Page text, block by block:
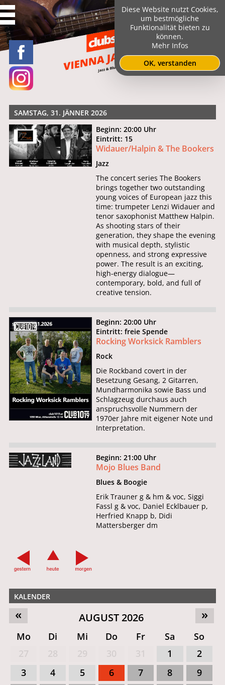
SAMSTAG, 31. JÄNNER 2026
Beginn: 20:00 Uhr
Eintritt: 15
Widauer/Halpin & The Bookers
Jazz
The concert series The Bookers
brings together two outstanding
young voices of European jazz this
time: trumpeter Lenzi Widauer and
tenor saxophonist Matthew Halpin.
As shooting stars of their
generation, they shape the evening
with musical depth, stylistic
openness, and strong expressive
power. The result is an exciting,
high-energy dialogue—
contemporary, bold, and full of
creative tension.
Beginn: 20:00 Uhr
Eintritt: freie Spende
Rocking Worksick Ramblers
Rock
Die Rockband covert in der
Besetzung Gesang, 2 Gitarren,
Mundharmonika sowie Bass und
Schlagzeug durchaus auch
anspruchsvolle Nummern der
1970er Jahre mit eigener Note und
Interpretation.
Beginn: 21:00 Uhr
Mojo Blues Band
Blues & Boogie
Erik Trauner g & hm & voc, Siggi
Fassl g & voc, Daniel Ecklbauer p,
Herfried Knapp b, Didi
Mattersberger dm
KALENDER
»
« AUGUST 2026
Mo Di Mi Do Fr Sa
So
1
2
3
4 5 6 7 8
9
Diese Website nutzt Cookies,
um bestmögliche
Funktionalität bieten zu
können.
Mehr Infos
OK, verstanden